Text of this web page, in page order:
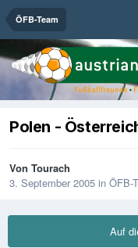
ÖFB-Team
Polen -
Von Tourach
3. September 2005 in ÖFB-
Auf